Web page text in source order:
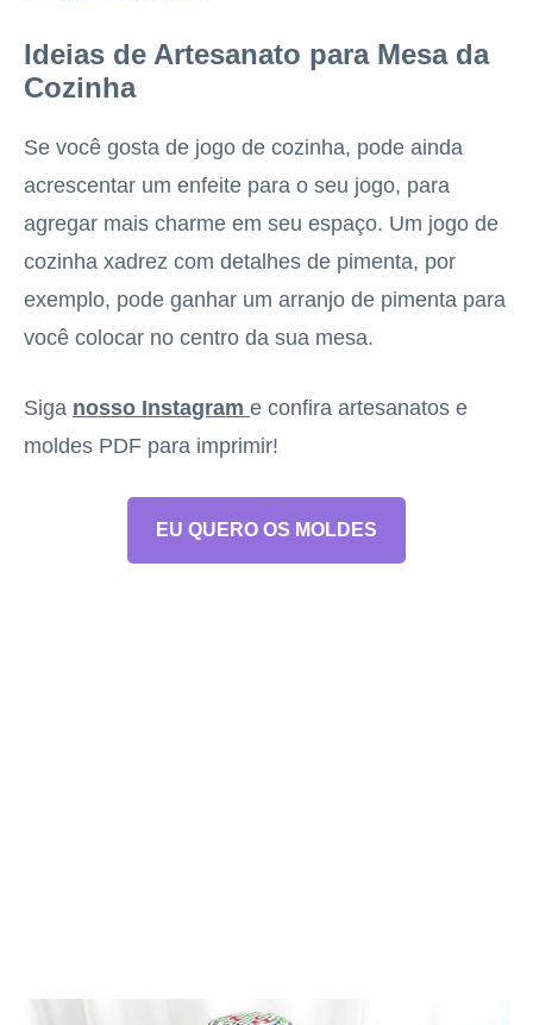
Ideias de Artesanato para Mesa da
Cozinha
Se você gosta de jogo de cozinha, pode ainda
acrescentar um enfeite para o seu jogo, para
agregar mais charme em seu espaço. Um jogo de
cozinha xadrez com detalhes de pimenta, por
exemplo, pode ganhar um arranjo de pimenta para
você colocar no centro da sua mesa.
Siga nosso Instagram e confira artesanatos e
moldes PDF para imprimir!
EU QUERO OS MOLDES